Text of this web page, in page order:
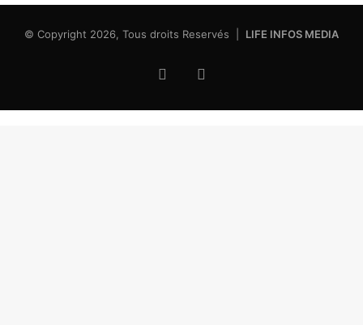
© Copyright 2026, Tous droits Reservés | LIFE INFOS MEDIA
Facebook